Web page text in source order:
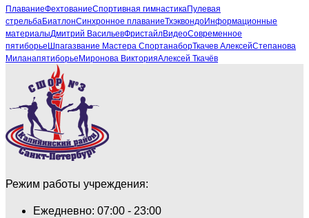
ПлаваниеФехтованиеСпортивная гимнастикаПулевая
стрельбаБиатлонСинхронное плаваниеТхэквондоИнформационные
материалыДмитрий ВасильевФристайлВидеоСовременное
пятиборье Шпагазвание Мастера СпортанаборТкачев АлексейСтепанова
Миланапятиборье Миронова ВикторияАлексей Ткачёв
Режим работы учреждения:
Ежедневно: 07:00 - 23:00